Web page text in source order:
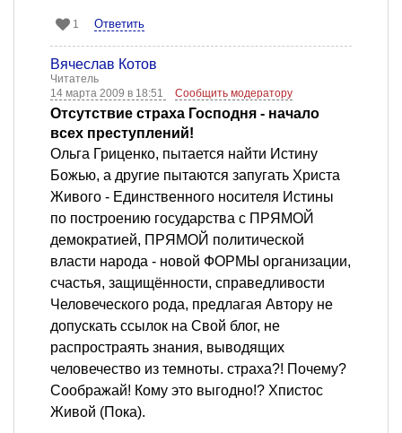
1 Ответить
Вячеслав Котов
Читатель
14 марта 2009 в 18:51
Сообщить модератору
Отсутствие страха Господня - начало
всех преступлений!
Ольга Гриценко, пытается найти Истину
Божью, а другие пытаются запугать Христа
Живого - Единственного носителя Истины
по построению государства с ПРЯМОЙ
демократией, ПРЯМОЙ политической
власти народа - новой ФОРМЫ организации,
счастья, защищённости, справедливости
Человеческого рода, предлагая Автору не
допускать ссылок на Свой блог, не
распростраять знания, выводящих
человечество из темноты. страха?! Почему?
Соображай! Кому это выгодно!? Хпистос
Живой (Пока).